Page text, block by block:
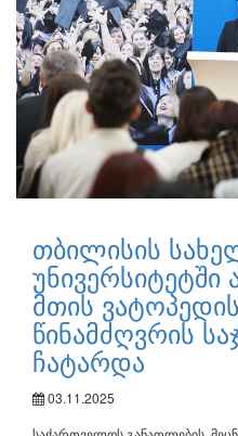
თბილისის
უნივერსიტეტში
მთის
წინამძღვრის
ჩატარდა
03.11.2025